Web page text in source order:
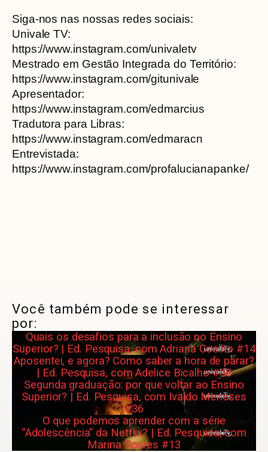
Siga-nos nas nossas redes sociais:
Univale TV:
https://www.instagram.com/univaletv
Mestrado em Gestão Integrada do Território:
https://www.instagram.com/gitunivale
Apresentador:
https://www.instagram.com/edmarcius
Tradutora para Libras:
https://www.instagram.com/edmaracn
Entrevistada:
https://www.instagram.com/profalucianapanke/
Você também pode se interessar
por:
Quais os desafios para a inclusão no Ensino
Superior? | Ed. Pesquisa, com Adriana Coelho #14
Aposentei, e agora? Como saber a hora de parar?
| Ed. Pesquisa, com Adelice Bicalho #38
Segunda graduação: por que voltar ao Ensino
Superior? | Ed. Pesquisa, com Ivaldo Meneses
#36
O que podemos aprender com a série
“Adolescência” da Netflix? | Ed. Pesquisa, com
Marina Soares #13